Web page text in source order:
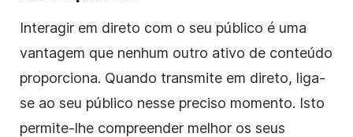
Interagir em direto com o seu público é uma
vantagem que nenhum outro ativo de conteúdo
proporciona. Quando transmite em direto, liga-
se ao seu público nesse preciso momento. Isto
permite-lhe compreender melhor os seus